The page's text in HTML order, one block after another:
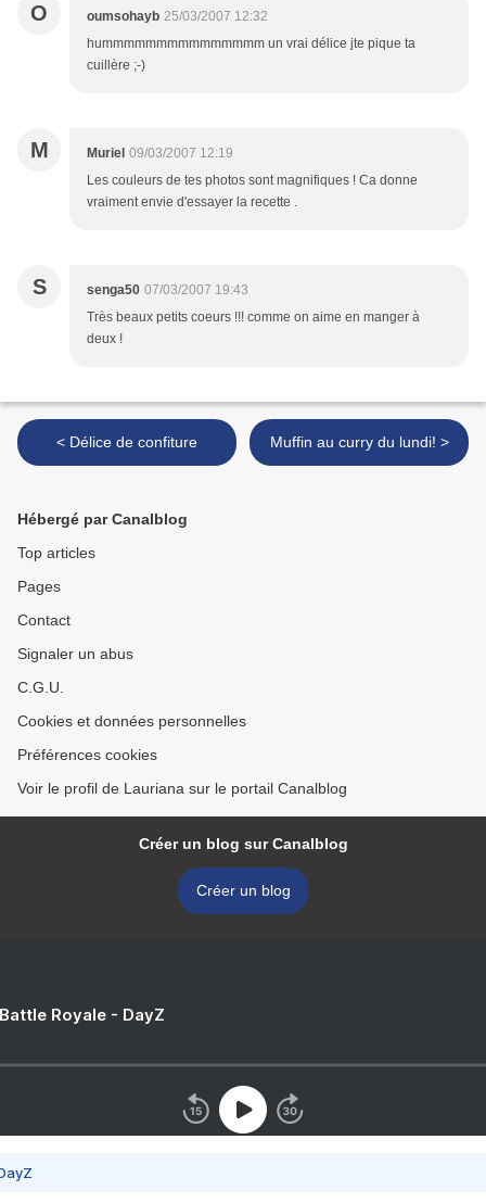
O oumsohayb 25/03/2007 12:32
hummmmmmmmmmmmmmm un vrai délice jte pique ta
cuillère ;-)
M Muriel 09/03/2007 12:19
Les couleurs de tes photos sont magnifiques ! Ca donne
vraiment envie d'essayer la recette .
S senga50 07/03/2007 19:43
Très beaux petits coeurs !!! comme on aime en manger à
deux !
< Délice de confiture Muffin au curry du lundi! >
Hébergé par Canalblog
Top articles
Pages
Contact
Signaler un abus
C.G.U.
Cookies et données personnelles
Préférences cookies
Voir le profil de Lauriana sur le portail Canalblog
Créer un blog sur Canalblog
Créer un blog
Royale - DayZ